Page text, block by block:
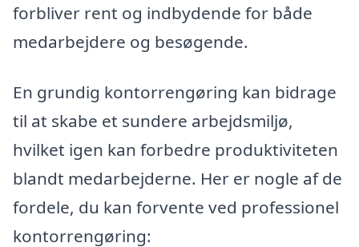
forbliver rent og indbydende for både
medarbejdere og besøgende.
En grundig kontorrengøring kan bidrage
til at skabe et sundere arbejdsmiljø,
hvilket igen kan forbedre produktiviteten
blandt medarbejderne. Her er nogle af de
fordele, du kan forvente ved professionel
kontorrengøring: